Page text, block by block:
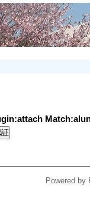
Powered by